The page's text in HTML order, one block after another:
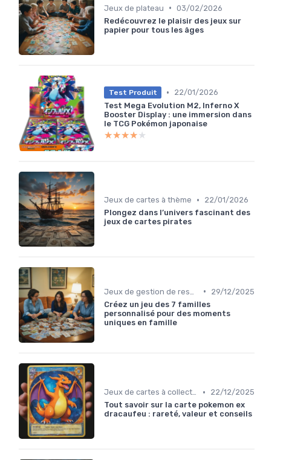
Jeux de plateau • 03/02/2026
Redécouvrez le plaisir des jeux sur
papier pour tous les âges
Test Produit •
22/01/2026
Test Mega Evolution M2, Inferno X
Booster Display : une immersion dans
le TCG Pokémon japonaise
★★★★★
★★★★★
Jeux de cartes à thème •
22/01/2026
Plongez dans l’univers fascinant des
jeux de cartes pirates
•
29/12/2025
Créez un jeu des 7 familles
personnalisé pour des moments
uniques en famille
Jeux de cartes à collectionner •
22/12/2025
Tout savoir sur la carte pokemon ex
dracaufeu : rareté, valeur et conseils